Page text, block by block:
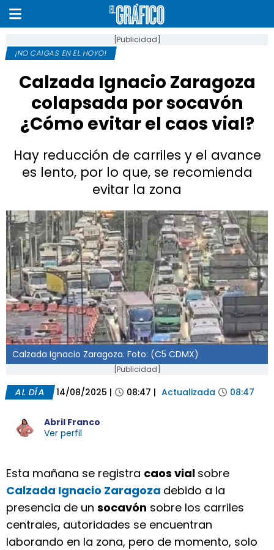
[Publicidad]
¡NO CAIGAS EN EL HOYO!
Calzada Ignacio Zaragoza
colapsada por socavón
¿Cómo evitar el caos vial?
Hay reducción de carriles y el avance
es lento, por lo que, se recomienda
evitar la zona
Calzada Ignacio Zaragoza. Foto: (C5 CDMX)
[Publicidad]
AL DÍA 14/08/2025 | 08:47 | Actualizada 08:47
Abril Franco
Ver perfil
Esta mañana se registra caos vial sobre
Calzada Ignacio Zaragoza debido a la
presencia de un socavón sobre los carriles
centrales, autoridades se encuentran
laborando en la zona, pero de momento, solo